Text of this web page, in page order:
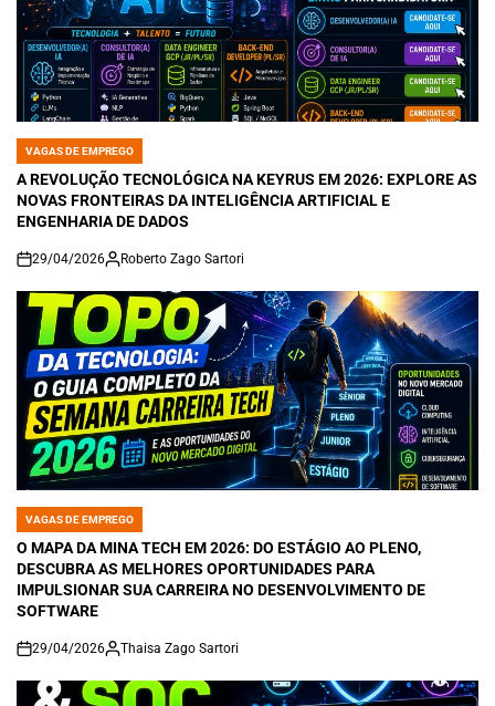
POSTED
IN
VAGAS DE EMPREGO
A REVOLUÇÃO TECNOLÓGICA NA KEYRUS EM 2026: EXPLORE AS
NOVAS FRONTEIRAS DA INTELIGÊNCIA ARTIFICIAL E
ENGENHARIA DE DADOS
on
29/04/2026 Roberto Zago Sartori
POSTED
IN
VAGAS DE EMPREGO
O MAPA DA MINA TECH EM 2026: DO ESTÁGIO AO PLENO,
DESCUBRA AS MELHORES OPORTUNIDADES PARA
IMPULSIONAR SUA CARREIRA NO DESENVOLVIMENTO DE
SOFTWARE
on
29/04/2026 Thaisa Zago Sartori